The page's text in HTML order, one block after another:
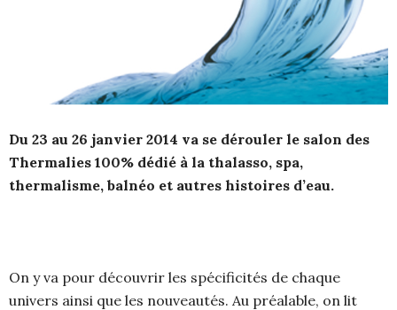
Du 23 au 26 janvier 2014 va se dérouler le salon des
Thermalies 100% dédié à la thalasso, spa,
thermalisme, balnéo et autres histoires d’eau.
On y va pour découvrir les spécificités de chaque
univers ainsi que les nouveautés. Au préalable, on lit